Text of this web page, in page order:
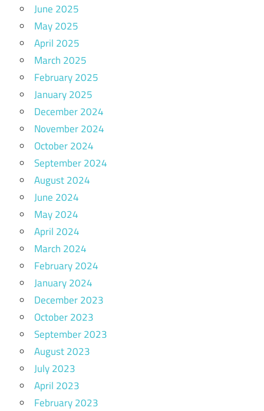
June 2025
May 2025
April 2025
March 2025
February 2025
January 2025
December 2024
November 2024
October 2024
September 2024
August 2024
June 2024
May 2024
April 2024
March 2024
February 2024
January 2024
December 2023
October 2023
September 2023
August 2023
July 2023
April 2023
February 2023